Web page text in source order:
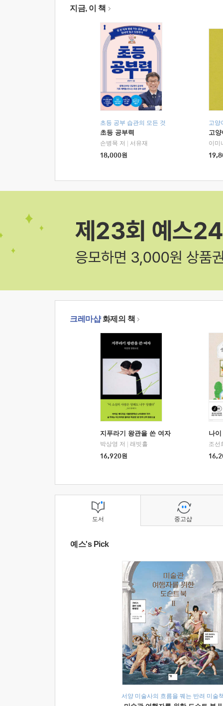
지금, 이 책
초등 공부 습관의 모든 것
초등 공부력
손병목 저
서유재
18,000원
고양
고
이미
크레마샵화제의 책
지푸라기 왕관을 쓴 여자
박상영 저
래빗홀
16,920원
나
조선
도서
예스's Pick
서양 미술사의 흐름을 꿰는 반려 미술
중고샵